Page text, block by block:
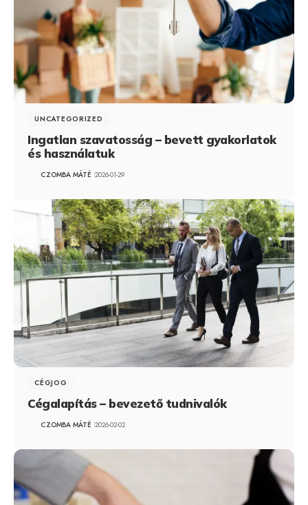
UNCATEGORIZED
Ingatlan szavatosság – bevett gyakorlatok
és használatuk
CZOMBA MÁTÉ 2026-01-29
CÉGJOG
Cégalapítás – bevezető tudnivalók
CZOMBA MÁTÉ 2026-02-02